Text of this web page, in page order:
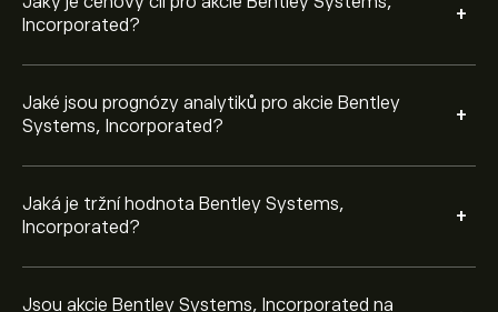
Incorporated?
+
Jaké jsou prognózy analytiků pro akcie Bentley
Systems, Incorporated?
+
Jaká je tržní hodnota Bentley Systems,
Incorporated?
+
Jsou akcie Bentley Systems, Incorporated na